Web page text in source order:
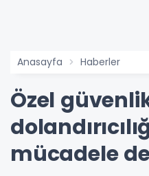
Anasayfa Haberler
Özel
mücadele